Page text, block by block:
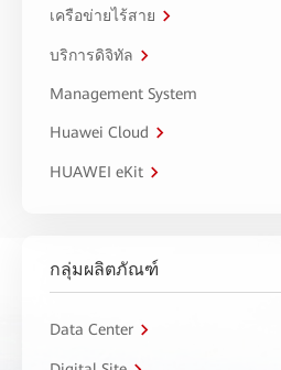
เครือข่ายไร้สาย
บริการดิจิทัล
Management System
Huawei Cloud
HUAWEI eKit
กลุ่มผลิตภัณฑ์
Data Center